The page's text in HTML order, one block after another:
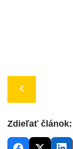
Zdieľať článok: